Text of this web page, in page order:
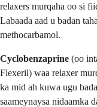
relaxers murqaha oo si
Labaada aad u badan
methocarbamol.
Cyclobenzaprine (oo
Flexeril) waa relaxer
ka mid ah kuwa ugu
saameynaysa nidaamka